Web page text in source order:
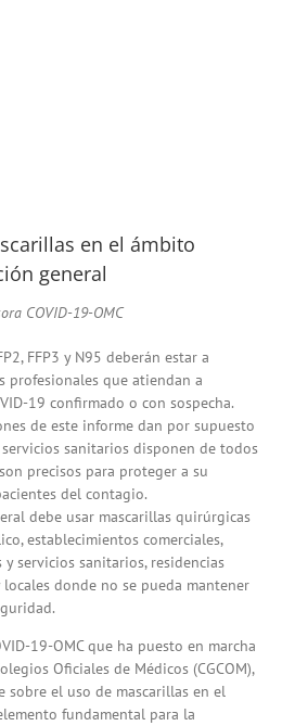
en el ámbito
general
COVID-19-OMC
FFP3 y N95 deberán estar a
profesionales que atiendan a
19 confirmado o con sospecha.
de este informe dan por supuesto
sanitarios disponen de todos
precisos para proteger a su
del contagio.
debe usar mascarillas quirúrgicas
establecimientos comerciales,
y servicios sanitarios, residencias
donde no se pueda mantener
19-OMC que ha puesto en marcha
Oficiales de Médicos (CGCOM),
sobre el uso de mascarillas en el
fundamental para la